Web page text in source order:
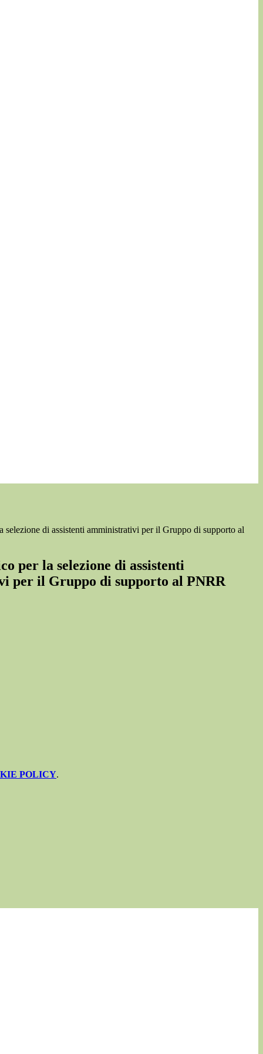
selezione di assistenti amministrativi per il Gruppo di supporto al
per la selezione di assistenti
per il Gruppo di supporto al PNRR
POLICY.